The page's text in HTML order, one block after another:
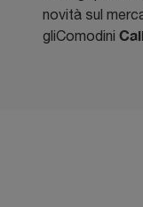
novità sul
gliComodini